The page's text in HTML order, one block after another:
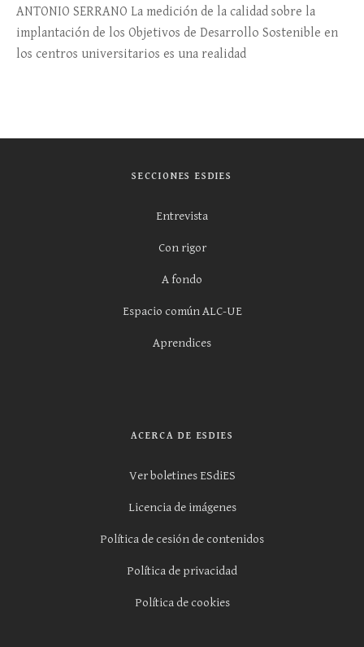
ANTONIO SERRANO La medición de la calidad sobre la
implantación de los Objetivos de Desarrollo Sostenible en
los centros universitarios es una realidad
SECCIONES ESDIES
Entrevista
Con rigor
A fondo
Espacio común ALC-UE
Aprendices
ACERCA DE ESDIES
Ver boletines ESdiES
Licencia de imágenes
Política de cesión de contenidos
Política de privacidad
Política de cookies